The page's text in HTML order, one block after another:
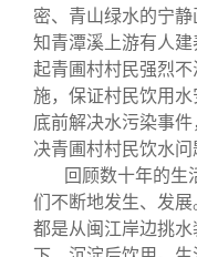
密、青山绿水的宁
知青潭溪上游有人建
起青圃村村民强烈
施，保证村民饮用
底前解决水污染事
决青圃村村民饮水问
回顾数十年的生
们不断地发生、发
都是从闽江岸边挑